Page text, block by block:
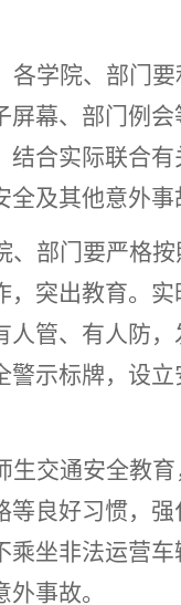
各学院、部门要
幕、部门例
合实际联合
及其他意外事
、部门要严格
突出教育。
管、有人防
示标牌，设
生交通安全教
良好习惯，
坐非法运营
事故。